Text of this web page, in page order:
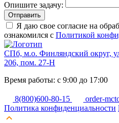
Опишите задачу:
Отправить
Я даю свое согласие на
ознакомился с Политикой
СПб, м.о. Финляндский округ,
206, пом. 27-Н
Время работы: с 9:00 до 17:00
8(800)600-80-15
order-
Политика конфиденциальности